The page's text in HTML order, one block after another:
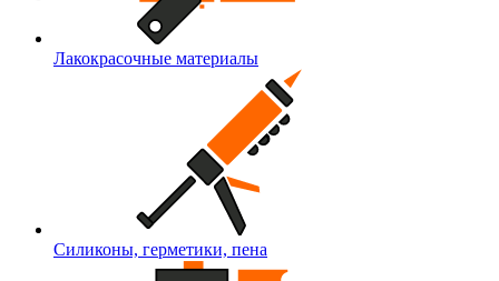
Лакокрасочные материалы
Силиконы, герметики, пена